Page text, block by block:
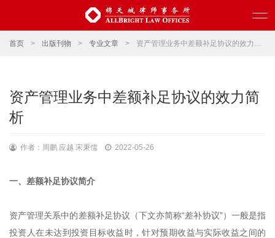
首页 > 出版刊物 > 专业文章 > 资产管理业务中差额补足协议的效力简析
资产管理业务中差额补足协议的效力简
析
作者：周鹏 应越 宋秉儒 2022-05-26
一、差额补足协议简介
资产管理关系中的差额补足协议（下文亦简称“差补协议”）一般是指
投资人在未达到投资目标收益时，针对预期收益与实际收益之间的